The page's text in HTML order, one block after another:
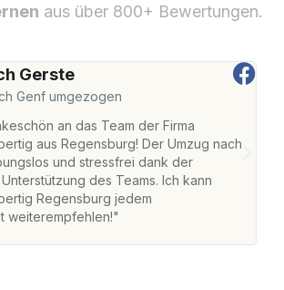
aus über 800+ Bewertungen.
Gerste
Genf umgezogen
an das Team der Firma
aus Regensburg! Der Umzug nach
und stressfrei dank der
des Teams. Ich kann
Regensburg jedem
weiterempfehlen!"